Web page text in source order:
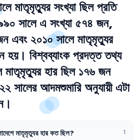
মাতৃমৃত্যুর সংখ্যা ছিল প্রতি
সালে এ সংখ্যা ৫৭৪ জন,
এবং ২০১০ সালে মাতৃমৃত্যুর
হয়। বিশ্বব্যাংক প্রদত্ত তথ্য
মাতৃমৃত্যুর হার ছিল ১৭৬ জন
সালের আদমশুমারি অনুযায়ী এটা
।
মাতৃমৃত্যুরহারকতছিল? 1